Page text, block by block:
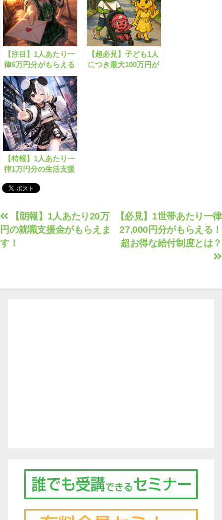
【注目】1人あたり一
律6万円分がもらえる
規格外の給付金とは？
【超必見】子ども1人
につき最大100万円が
【特報】1人あたり一
律1万円分の生活支援
投
稿
ナ
【必見】1世帯あたり一律
27,000円分がもらえる！
超お得な給付制度とは？
【朗報】1人あたり20万
円の就職支援金がもらえま
す！